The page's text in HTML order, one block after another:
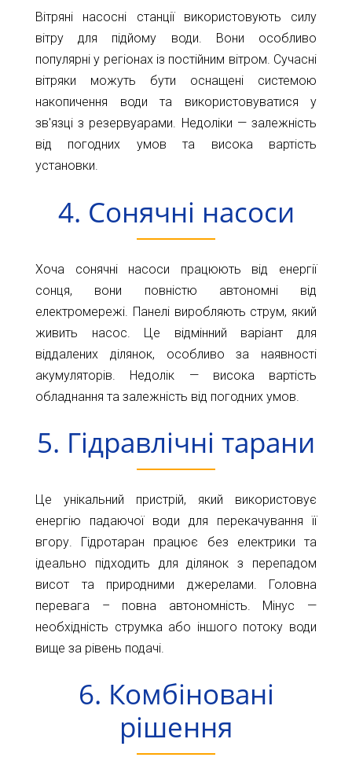
Вітряні насосні станції використовують силу
вітру для підйому води. Вони особливо
популярні у регіонах із постійним вітром. Сучасні
вітряки можуть бути оснащені системою
накопичення води та використовуватися у
зв'язці з резервуарами. Недоліки — залежність
від погодних умов та висока вартість
установки.
4. Сонячні насоси
Хоча сонячні насоси працюють від енергії
сонця, вони повністю автономні від
електромережі. Панелі виробляють струм, який
живить насос. Це відмінний варіант для
віддалених ділянок, особливо за наявності
акумуляторів. Недолік — висока вартість
обладнання та залежність від погодних умов.
5. Гідравлічні тарани
Це унікальний пристрій, який використовує
енергію падаючої води для перекачування її
вгору. Гідротаран працює без електрики та
ідеально підходить для ділянок з перепадом
висот та природними джерелами. Головна
перевага – повна автономність. Мінус —
необхідність струмка або іншого потоку води
вище за рівень подачі.
6. Комбіновані
рішення